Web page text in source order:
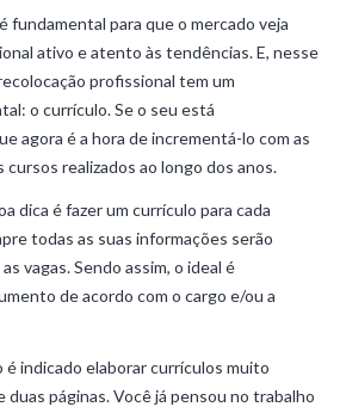
fundamental para que o mercado veja
ativo e atento às tendências. E, nesse
profissional tem um
o currículo. Se o seu está
agora é a hora de incrementá-lo com as
cursos realizados ao longo dos anos.
dica é fazer um currículo para cada
todas as suas informações serão
vagas. Sendo assim, o ideal é
de acordo com o cargo e/ou a
é indicado elaborar currículos muito
duas páginas. Você já pensou no trabalho